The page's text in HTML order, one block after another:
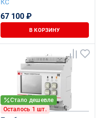
КС
67 100 ₽
В КОРЗИНУ
Стало дешевле
Осталось 1 шт.